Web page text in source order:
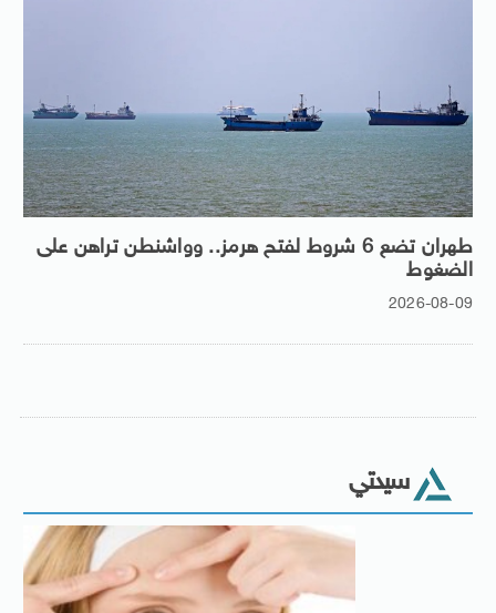
طهران تضع 6 شروط لفتح هرمز.. وواشنطن تراهن على
الضغوط
2026-08-09
سيدتي